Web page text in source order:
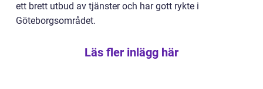
ett brett utbud av tjänster och har gott rykte i
Göteborgsområdet.
Läs fler inlägg här